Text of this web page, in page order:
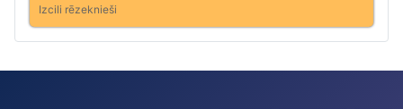
Izcili rēzeknieši